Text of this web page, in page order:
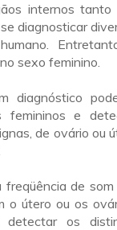
internos tanto
diagnosticar
sexo feminino.
diagnóstico
femininos e
de ovário ou
de som
o útero ou os
detectar os